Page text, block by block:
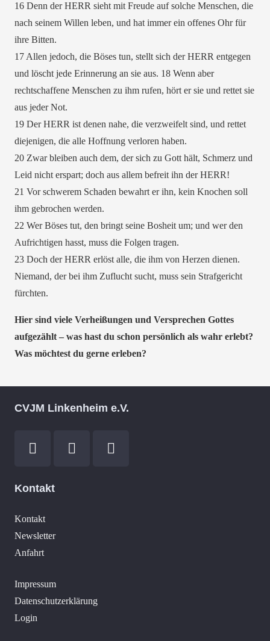
16 Denn der HERR sieht mit Freude auf solche Menschen, die
nach seinem Willen leben, und hat immer ein offenes Ohr für
ihre Bitten.
17 Allen jedoch, die Böses tun, stellt sich der HERR entgegen
und löscht jede Erinnerung an sie aus. 18 Wenn aber
rechtschaffene Menschen zu ihm rufen, hört er sie und rettet sie
aus jeder Not.
19 Der HERR ist denen nahe, die verzweifelt sind, und rettet
diejenigen, die alle Hoffnung verloren haben.
20 Zwar bleiben auch dem, der sich zu Gott hält, Schmerz und
Leid nicht erspart; doch aus allem befreit ihn der HERR!
21 Vor schwerem Schaden bewahrt er ihn, kein Knochen soll
ihm gebrochen werden.
22 Wer Böses tut, den bringt seine Bosheit um; und wer den
Aufrichtigen hasst, muss die Folgen tragen.
23 Doch der HERR erlöst alle, die ihm von Herzen dienen.
Niemand, der bei ihm Zuflucht sucht, muss sein Strafgericht
fürchten.
Hier sind viele Verheißungen und Versprechen Gottes
aufgezählt – was hast du schon persönlich als wahr erlebt?
Was möchtest du gerne erleben?
CVJM Linkenheim e.V.
Kontakt
Kontakt
Newsletter
Anfahrt
Impressum
Datenschutzerklärung
Login